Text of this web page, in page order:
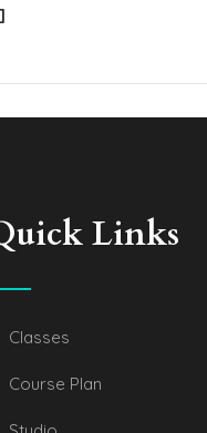
Links
Classes
Course Plan